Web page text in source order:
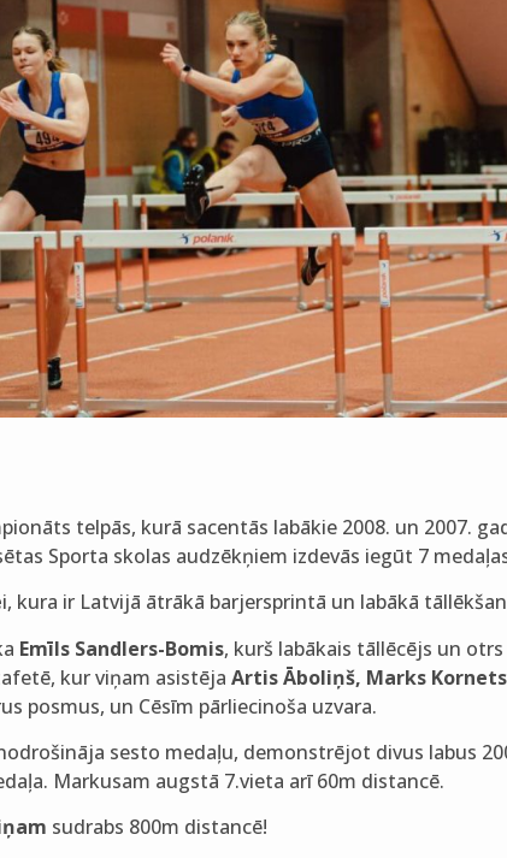
telpās, kurā sacentās labākie 2008. un 2007.
Sporta skolas audzēkņiem izdevās iegūt 7
i, kura ir Latvijā ātrākā barjersprintā un labākā
Emīls Sandlers-Bomis, kurš labākais tāllēcējs un
kur viņam asistēja Artis Āboliņš, Marks
posmus, un Cēsīm pārliecinoša uzvara.
sesto medaļu, demonstrējot divus labus
Markusam augstā 7.vieta arī 60m distancē.
sudrabs 800m distancē!